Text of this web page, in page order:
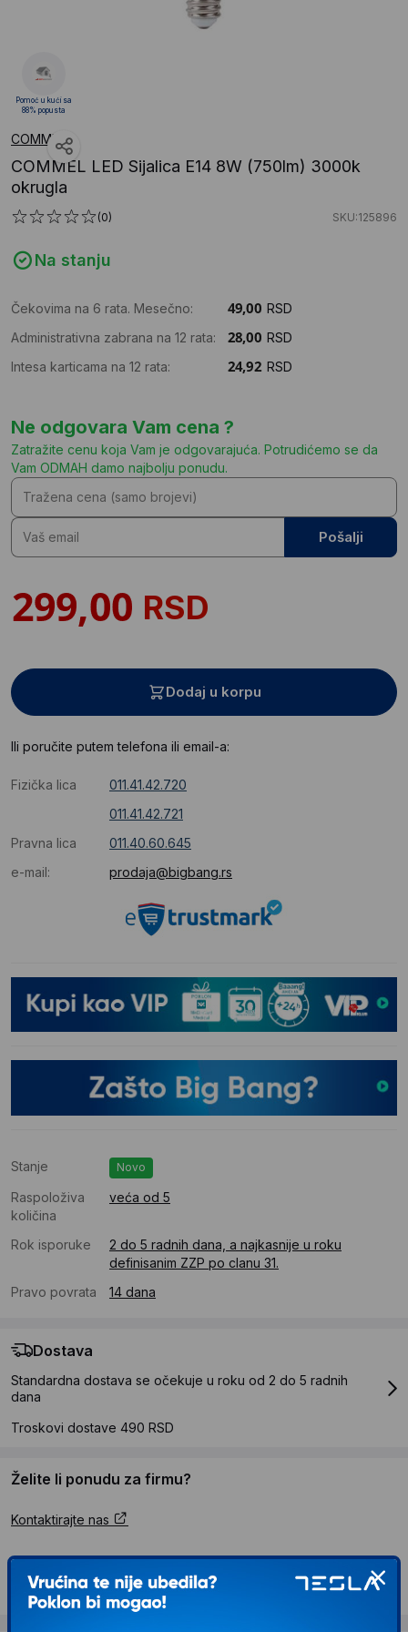
COMMEL
COMMEL LED Sijalica E14 8W (750lm) 3000k
okrugla
(0) SKU:125896
Na stanju
Čekovima na 6 rata. Mesečno:
RSD
Administrativna zabrana na 12 rata:
RSD
Intesa karticama na 12 rata:
RSD
Ne odgovara Vam cena ?
Zatražite cenu koja Vam je odgovarajuća. Potrudićemo se da
Vam ODMAH damo najbolju ponudu.
Pošalji
RSD
Dodaj u korpu
Ili poručite putem telefona ili email-a:
Fizička lica
011.41.42.720
011.41.42.721
Pravna lica
011.40.60.645
e-mail:
prodaja@bigbang.rs
Stanje Novo
Raspoloživa
količina
veća od 5
Rok isporuke
2 do 5 radnih dana, a najkasnije u roku
definisanim ZZP po clanu 31.
Pravo povrata
14 dana
Dostava
Standardna dostava se očekuje u roku od 2 do 5 radnih
dana
Troskovi dostave 490 RSD
Želite li ponudu za firmu?
Kontaktirajte nas
Pomoć u kući sa
88% popusta
Opis proizvoda COMMEL LED Sijalica E14 8W
(750lm) 3000k okrugla